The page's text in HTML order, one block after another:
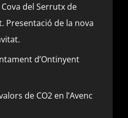
del Serrutx de
Presentació de la nova
d’Ontinyent
de CO2 en l’Avenc